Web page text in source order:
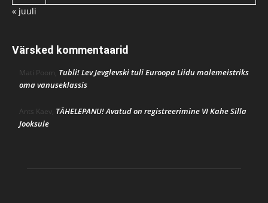
« juuli
Värsked kommentaarid
Mati Poom, Tubli! Lev Jevglevski tuli Euroopa Liidu malemeistriks
oma vanuseklassis
Ants Kaev, TÄHELEPANU! Avatud on registreerimine VI Kahe Silla
Jooksule